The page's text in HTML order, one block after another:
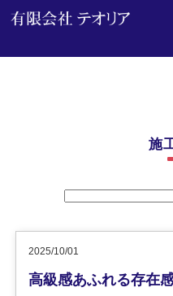
2025/10/01
高級感あふれる存在